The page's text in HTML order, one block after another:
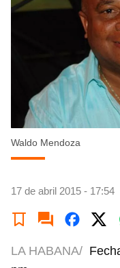
Waldo Mendoza
17 de abril 2015 - 17:54
LA HABANA/